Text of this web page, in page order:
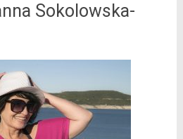
Sokolowska-